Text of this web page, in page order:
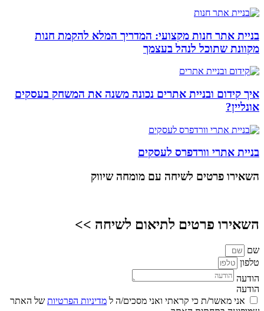
בניית אתר חנות מקצועי: המדריך המלא להקמת חנות
מקוונת שתוכל לנהל בעצמך
איך קידום ובניית אתרים נכונה משנה את המשחק בעסקים
אונליין?
בניית אתרי וורדפרס לעסקים
השאירו פרטים לשיחה עם מומחה שיווק
השאירו פרטים לתיאום לשיחה >>
שם
טלפון
הודעה
הודעה
אני מאשר/ת כי קראתי ואני מסכים/ה ל מדיניות הפרטיות של האתר